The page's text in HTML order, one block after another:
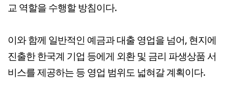
교 역할을 수행할 방침이다.
이와 함께 일반적인 예금과 대출 영업을 넘어, 현지에
진출한 한국계 기업 등에게 외환 및 금리 파생상품 서
비스를 제공하는 등 영업 범위도 넓혀갈 계획이다.